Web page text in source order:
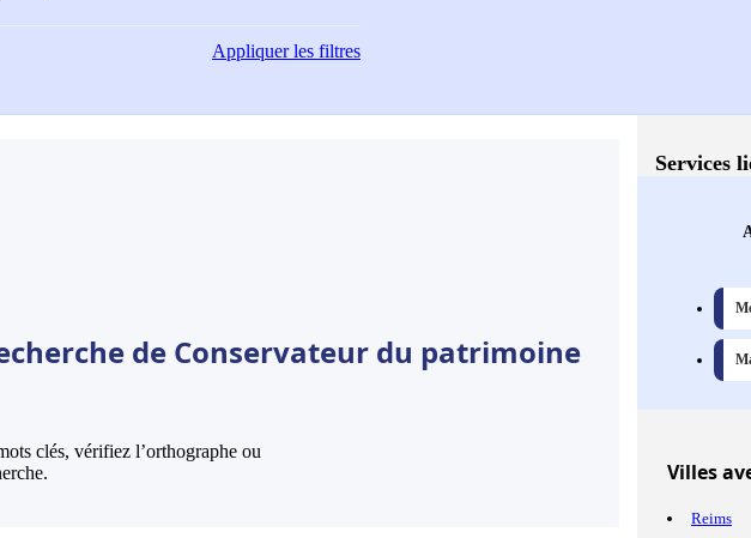
Appliquerles filtres
de Conservateur du patrimoine
clés, vérifiez l’orthographe ou
Services
Villes
Reims